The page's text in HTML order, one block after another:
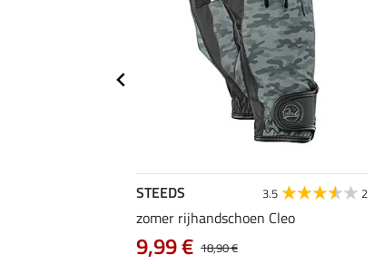
STEEDS 3.5 2
zomer rijhandschoen Cleo
18,90 €
9,99 €